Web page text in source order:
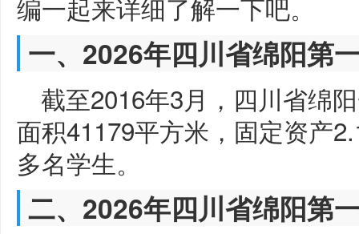
编一起来详细了解一下吧。
一、2026年四川省绵阳第
截至2016年3月，四川省绵
面积41179平方米，固定资产
多名学生。
二、2026年四川省绵阳第